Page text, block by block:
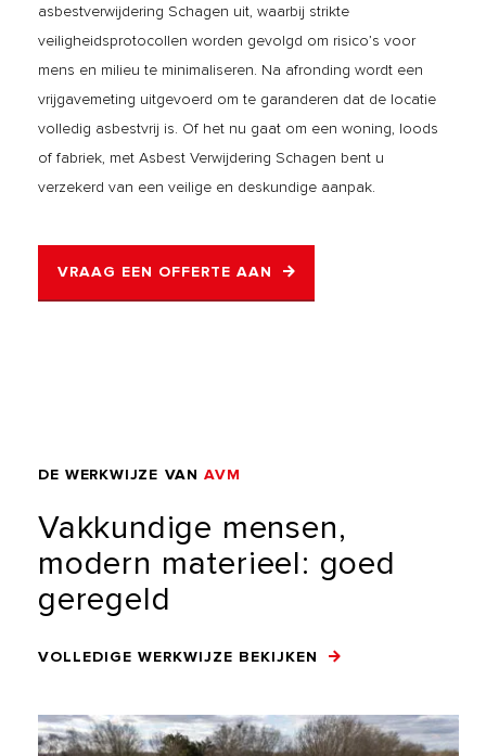
asbestverwijdering Schagen uit, waarbij strikte
veiligheidsprotocollen worden gevolgd om risico’s voor
mens en milieu te minimaliseren. Na afronding wordt een
vrijgavemeting uitgevoerd om te garanderen dat de locatie
volledig asbestvrij is. Of het nu gaat om een woning, loods
of fabriek, met Asbest Verwijdering Schagen bent u
verzekerd van een veilige en deskundige aanpak.
VRAAG EEN OFFERTE AAN
DE WERKWIJZE VAN AVM
Vakkundige mensen,
modern materieel: goed
geregeld
VOLLEDIGE WERKWIJZE BEKIJKEN